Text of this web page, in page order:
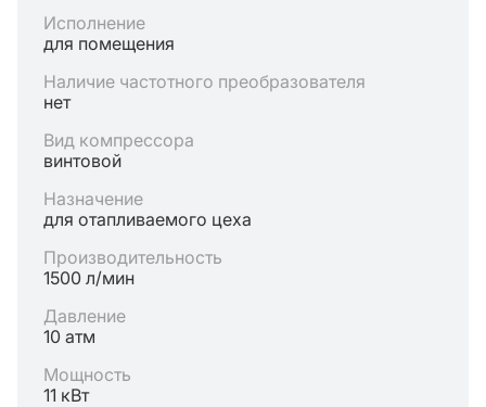
Исполнение
для помещения
Наличие частотного преобразователя
нет
Вид компрессора
винтовой
Назначение
для отапливаемого цеха
Производительность
1500 л/мин
Давление
10 атм
Мощность
11 кВт